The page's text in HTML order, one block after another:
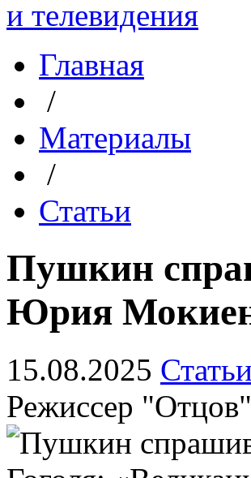
Главная
/
Материалы
/
Статьи
Пушкин
Юрия
15.08.2025 Статьи
Режиссер